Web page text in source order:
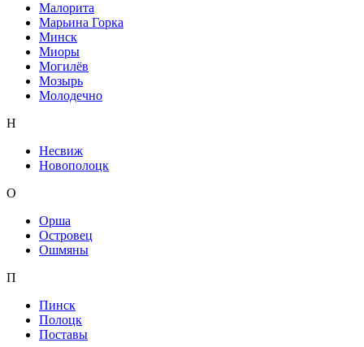
Малорита
Марьина Горка
Минск
Миоры
Могилёв
Мозырь
Молодечно
Н
Несвиж
Новополоцк
О
Орша
Островец
Ошмяны
П
Пинск
Полоцк
Поставы